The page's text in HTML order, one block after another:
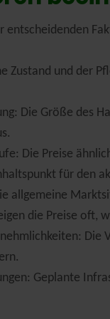
entscheidenden
Zustand und der
Die Größe des
Die Preise
für den
allgemeine
die Preise oft,
Die
Geplante